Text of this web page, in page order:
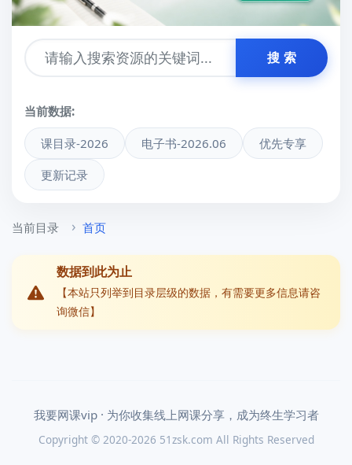
搜 索
当前数据:
课目录-2026 电子书-2026.06
优先专享
更新记录
当前目录 首页
数据到此为止
【本站只列举到目录层级的数据，有需要更多信息请咨
询微信】
我要网课vip · 为你收集线上网课分享，成为终生学习者
Copyright © 2020-2026 51zsk.com All Rights Reserved